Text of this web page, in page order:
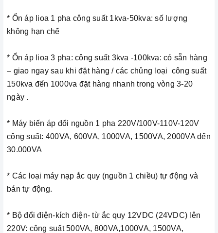
* Ổn áp lioa 1 pha công suất 1kva-50kva: số lượng
không hạn chế
* Ổn áp lioa 3 pha: công suất 3kva -100kva: có sẵn hàng
– giao ngay sau khi đặt hàng / các chủng loại công suất
150kva đến 1000va đặt hàng nhanh trong vòng 3-20
ngày .
* Máy biến áp đổi nguồn 1 pha 220V/100V-110V-120V
công suất: 400VA, 600VA, 1000VA, 1500VA, 2000VA đến
30.000VA
* Các loại máy nạp ắc quy (nguồn 1 chiều) tự động và
bán tự động.
* Bộ đổi điện-kích điện- từ ắc quy 12VDC (24VDC) lên
220V: công suất 500VA, 800VA,1000VA, 1500VA,